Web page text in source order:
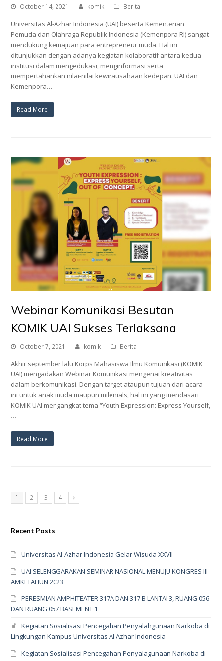
October 14, 2021 komik Berita
Universitas Al-Azhar Indonesia (UAI) beserta Kementerian
Pemuda dan Olahraga Republik Indonesia (Kemenpora RI) sangat
mendukung kemajuan para entrepreneur muda. Hal ini
ditunjukkan dengan adanya kegiatan kolaboratif antara kedua
institusi dalam mengedukasi, menginformasi serta
mempertahankan nilai-nilai kewirausahaan kedepan. UAI dan
Kemenpora…
Read More
Webinar Komunikasi Besutan
KOMIK UAI Sukses Terlaksana
October 7, 2021 komik Berita
Akhir september lalu Korps Mahasiswa Ilmu Komunikasi (KOMIK
UAI) mengadakan Webinar Komunikasi mengenai kreativitas
dalam berkomunikasi. Dengan target ataupun tujuan dari acara
ini untuk anak muda maupun milenials, hal ini yang mendasari
KOMIK UAI mengangkat tema “Youth Expression: Express Yourself,
…
Read More
Page
1 Page
2 Page
3 Page
4 Next
Recent Posts
Universitas Al-Azhar Indonesia Gelar Wisuda XXVII
UAI SELENGGARAKAN SEMINAR NASIONAL MENUJU KONGRES III
AMKI TAHUN 2023
PERESMIAN AMPHITEATER 317A DAN 317 B LANTAI 3, RUANG 056
DAN RUANG 057 BASEMENT 1
Kegiatan Sosialisasi Pencegahan Penyalahgunaan Narkoba di
Lingkungan Kampus Universitas Al Azhar Indonesia
Kegiatan Sosialisasi Pencegahan Penyalagunaan Narkoba di